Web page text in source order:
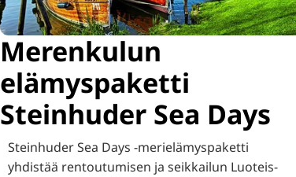
Merenkulun
elämyspaketti
Steinhuder Sea Days
Steinhuder Sea Days -merielämyspaketti
yhdistää rentoutumisen ja seikkailun Luoteis-